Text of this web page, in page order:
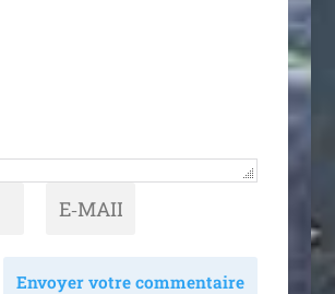
Envoyer votre commentaire